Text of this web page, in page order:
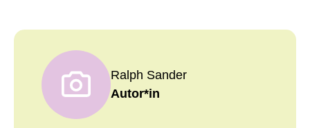
Ralph Sander
Autor*in